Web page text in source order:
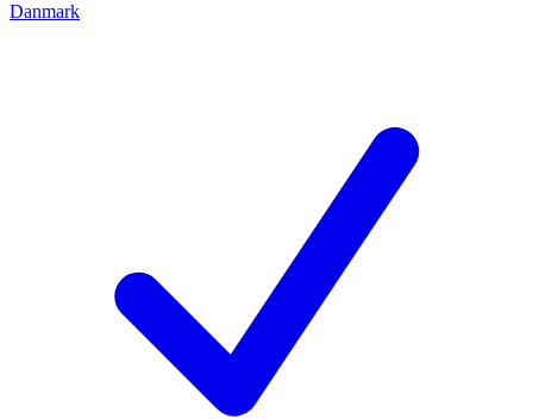
Danmark